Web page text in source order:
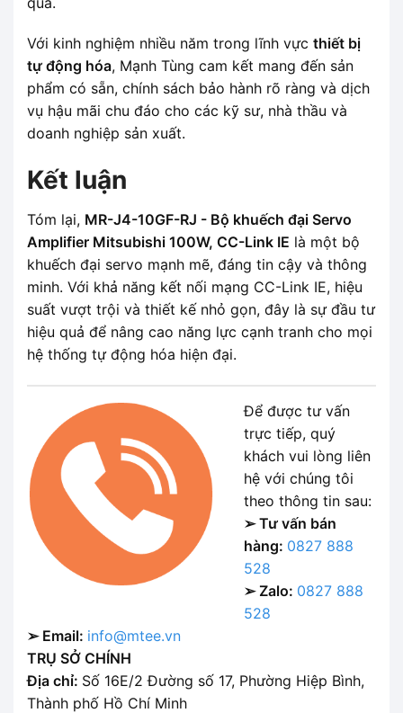
Với kinh nghiệm nhiều năm trong lĩnh vực thiết bị
tự động hóa, Mạnh Tùng cam kết mang đến sản
phẩm có sẵn, chính sách bảo hành rõ ràng và dịch
vụ hậu mãi chu đáo cho các kỹ sư, nhà thầu và
doanh nghiệp sản xuất.
Kết luận
Tóm lại, MR-J4-10GF-RJ - Bộ khuếch đại Servo
Amplifier Mitsubishi 100W, CC-Link IE là một bộ
khuếch đại servo mạnh mẽ, đáng tin cậy và thông
minh. Với khả năng kết nối mạng CC-Link IE, hiệu
suất vượt trội và thiết kế nhỏ gọn, đây là sự đầu tư
hiệu quả để nâng cao năng lực cạnh tranh cho mọi
hệ thống tự động hóa hiện đại.
Để được tư vấn
trực tiếp, quý
khách vui lòng liên
hệ với chúng tôi
theo thông tin sau:
➢ Tư vấn bán
hàng: 0827 888
528
➢ Zalo: 0827 888
528
➢ Email: info@mtee.vn
TRỤ SỞ CHÍNH
Địa chỉ: Số 16E/2 Đường số 17, Phường Hiệp Bình,
Thành phố Hồ Chí Minh